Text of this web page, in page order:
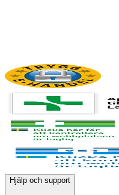
Hjälp och support